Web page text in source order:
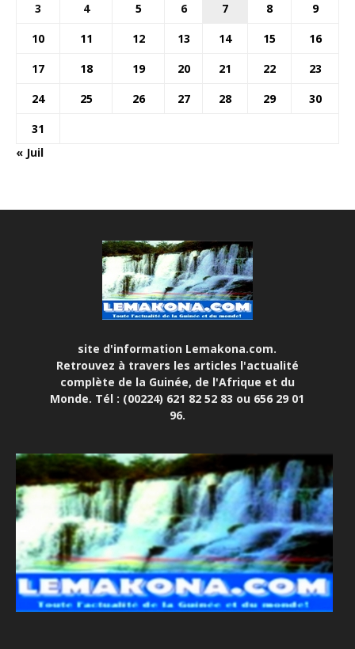
3
4 5 6 7 8
9
10
11 12 13 14 15
16
17
18 19 20 21 22
23
24
25 26 27 28 29
30
31
« Juil
site d'information Lemakona.com.
Retrouvez à travers les articles l'actualité
complète de la Guinée, de l'Afrique et du
Monde. Tél : (00224) 621 82 52 83 ou 656 29 01
96.